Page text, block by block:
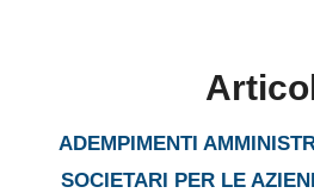
ADEMPIMENTI
SOCIETARI PER LE